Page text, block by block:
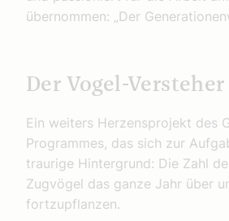
übernommen: „Der
Der Vogel-Versteher
Ein weiters Herzensprojekt des
Programmes, das sich zur
traurige Hintergrund: Die Zahl
Zugvögel das ganze Jahr über
fortzupflanzen.